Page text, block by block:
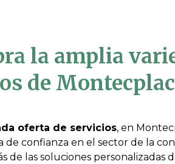
la amplia
de Montecplac
oferta de servicios, en
de confianza en el sector de la
de las soluciones personalizadas